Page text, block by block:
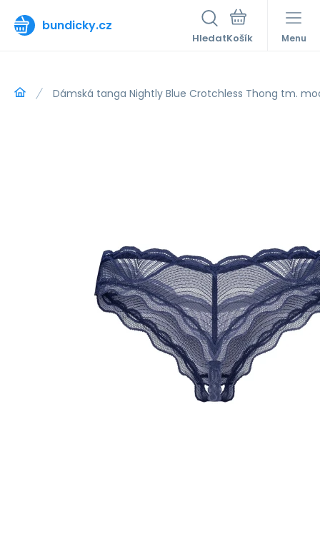
bundicky.cz
Hledat Menu
Dámská tanga Nightly Blue Crotchless Thong tm.